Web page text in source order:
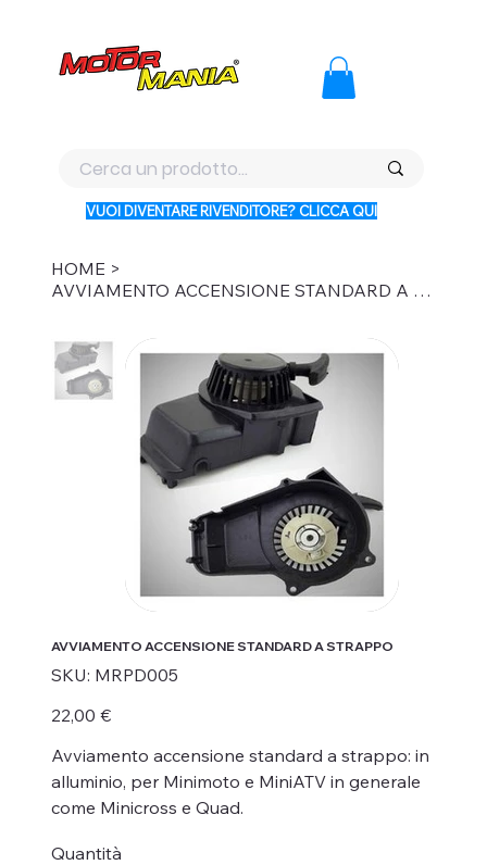
VUOI DIVENTARE RIVENDITORE? CLICCA QUI
HOME >
AVVIAMENTO ACCENSIONE STANDARD A STRAPPO
AVVIAMENTO ACCENSIONE STANDARD A STRAPPO
SKU: SKU
MRPD005
MRPD005
Prezzo
22,00 €
Avviamento accensione standard a strappo: in
alluminio, per Minimoto e MiniATV in generale
come Minicross e Quad.
Quantità